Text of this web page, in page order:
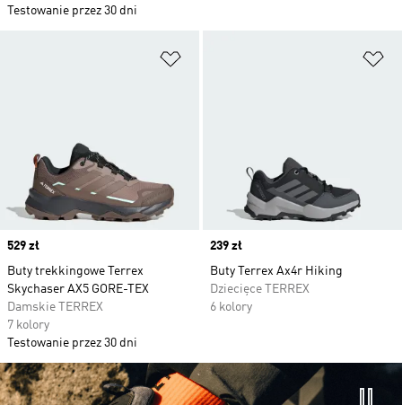
Testowanie przez 30 dni
Price
529 zł
Buty trekkingowe Terrex
Skychaser AX5 GORE-TEX
Damskie TERREX
7 kolory
Testowanie przez 30 dni
Price
239 zł
Buty Terrex Ax4r Hiking
Dziecięce TERREX
6 kolory